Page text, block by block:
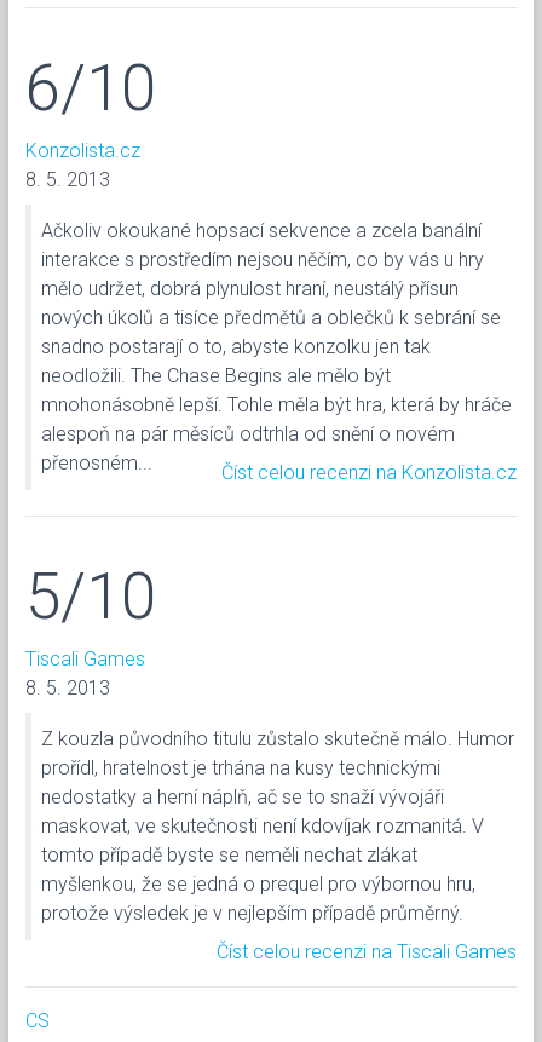
6/10
Konzolista.cz
8. 5. 2013
Ačkoliv okoukané hopsací sekvence a zcela banální
interakce s prostředím nejsou něčím, co by vás u hry
mělo udržet, dobrá plynulost hraní, neustálý přísun
nových úkolů a tisíce předmětů a oblečků k sebrání se
snadno postarají o to, abyste konzolku jen tak
neodložili. The Chase Begins ale mělo být
mnohonásobně lepší. Tohle měla být hra, která by hráče
alespoň na pár měsíců odtrhla od snění o novém
přenosném...
Číst celou recenzi na Konzolista.cz
5/10
Tiscali Games
8. 5. 2013
Z kouzla původního titulu zůstalo skutečně málo. Humor
prořídl, hratelnost je trhána na kusy technickými
nedostatky a herní náplň, ač se to snaží vývojáři
maskovat, ve skutečnosti není kdovíjak rozmanitá. V
tomto případě byste se neměli nechat zlákat
myšlenkou, že se jedná o prequel pro výbornou hru,
protože výsledek je v nejlepším případě průměrný.
Číst celou recenzi na Tiscali Games
CS